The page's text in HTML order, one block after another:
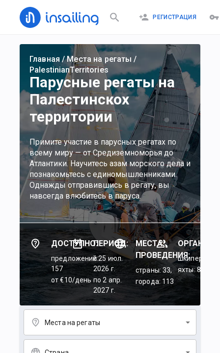
РЕГИСТРАЦИЯ
Главная/Места на регаты /
PalestinianTerritories
Парусные регаты на
Палестинскох
территории
Примите участие в парусных регатах по
всему миру — от Средиземноморья до
Атлантики. Научитесь азам морского дела и
познакомьтесь с единомышленниками.
Однажды отправившись в регату, вы
навсегда влюбитесь в паруса.
ДОСТУПНО:
предложений:
157
от €10/день
ПЕРИОД:
c 25 июл.
2026 г.
по 2 апр.
2027 г.
МЕСТА
ПРОВЕДЕНИЯ:
страны: 33,
города: 113
шкиперы: 45,
яхты: 84
Места на регаты